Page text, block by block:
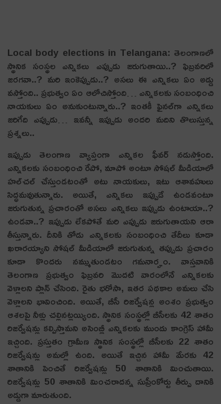
Local body elections in Telangana: తెలంగాణ‌లో
స్థానిక సంస్థ‌ల ఎన్నిక‌లు ఎప్పుడు జ‌రుగుతాయి..? ఫిబ్ర‌వ‌రిలో
జ‌ర‌గ‌వా..? మ‌రి ఇంకెప్పుడు..? అస‌లు ఈ ఎన్నిక‌లు ఏం అడ్డు
వ‌స్తోంది.. ప్ర‌భుత్వం ఏం ఆలోచిస్తోంది… ఎన్నిక‌ల‌కు సంబంధించి
నాయ‌కులు ఏం అనుకుంటున్నారు..? ఇంత‌కీ ఫైన‌ల్‌గా ఎన్నిక‌లు
జ‌రిగేది ఎప్పుడు… ఇవ‌న్నీ ఇప్పుడు అంద‌రి మ‌దిని తొలుస్తున్న
ప్ర‌శ్న‌లు..
ఇప్పుడు తెలంగాణ వ్యాప్తంగా ఎన్నిక‌ల ఫీవ‌ర్ న‌డుస్తోంది.
ఎన్నికల‌కు సంబంధించి రేపో, మాపో అంటూ సోష‌ల్ మీడియాలో
హ‌ల్‌చ‌ల్ చేస్తుండ‌టంతో అటు నాయ‌కులు, ఇటు ఆశావ‌హులు
సిద్ధ‌మ‌వుతున్నారు. అయితే, ఎన్నిక‌లు ఇప్పుడే ఉండ‌వంటూ
జ‌రుగుతున్న ప్ర‌చారంతో అస‌లు ఎన్నిక‌లు ఇప్పుడు ఉంటాయా..?
ఉండ‌వా..? ఇప్పుడు లేక‌పోతే మ‌రి ఎప్పుడు జ‌రుగుతాయ‌ని ఆరా
తీస్తున్నారు. దీనికి తోడు ఎన్నిక‌ల‌కు సంబంధించి తేదీలు కూడా
ఖ‌రార‌య్యాని సోష‌ల్ మీడియాలో జ‌రుగుతున్న త‌ప్పుడు ప్ర‌చారం
కూడా కొంద‌రు న‌మ్ముతుండ‌టం గ‌మ‌నార్హం. వాస్త‌వానికి
తెలంగాణ ప్ర‌భుత్వం ఫిబ్ర‌వ‌రి మొద‌టి వారంలోనే ఎన్నిక‌ల‌కు
వెళ్లాల‌ని ప్లాన్ చేసింది. రైతు భరోసా, ఇతర పథకాల అమలు చేసి
వెళ్లాల‌ని భావించింది. అయితే, బీసీ రిజర్వేషన్ల అంశం ప్ర‌భుత్వం
ఆశ‌ల‌పై నీళ్లు చ‌ల్లిన‌ట్ల‌య్యింది. స్థానిక సంస్థల్లో బీసీలకు 42 శాతం
రిజర్వేషన్లు కల్పిస్తామని అసెంబ్లీ ఎన్నికలకు ముందు కాంగ్రెస్ హామీ
ఇచ్చింది. ప్రస్తుతం గ్రామీణ స్థానిక సంస్థల్లో బీసీలకు 22 శాతం
రిజర్వేషన్లు అమల్లో ఉంది. అయితే ఇచ్చిన హామీ మేరకు 42
శాతానికి పెంచితే రిజర్వేషన్లు 50 శాతానికి మించుతాయి.
రిజర్వేషన్లు 50 శాతానికి మించరాదన్న సుప్రీంకోర్టు తీర్పు దానికి
అడ్డుగా మారుతుంది.